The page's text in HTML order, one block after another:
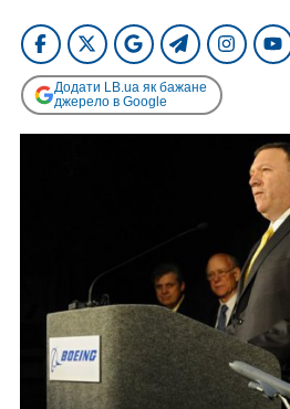
Додати LB.ua як бажане
джерело в Google